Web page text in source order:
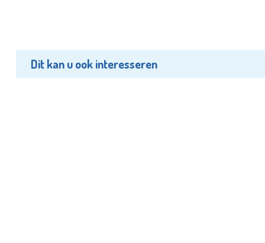
Dit kan u ook interesseren